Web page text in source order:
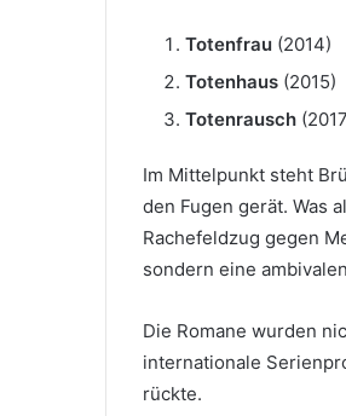
Totenfrau (2014)
Totenhaus (2015)
Totenrausch
Im Mittelpunkt steht
den Fugen gerät. Was
Rachefeldzug gegen
sondern eine
Die Romane wurden
internationale
rückte.